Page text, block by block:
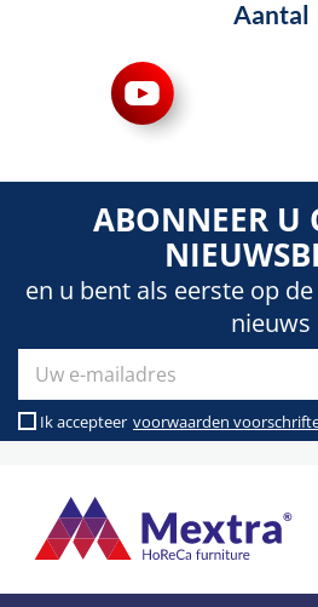
Aantal
ABONNEER U
en u bent als eerste op
nieuws
Ik accepteer voorwaarden